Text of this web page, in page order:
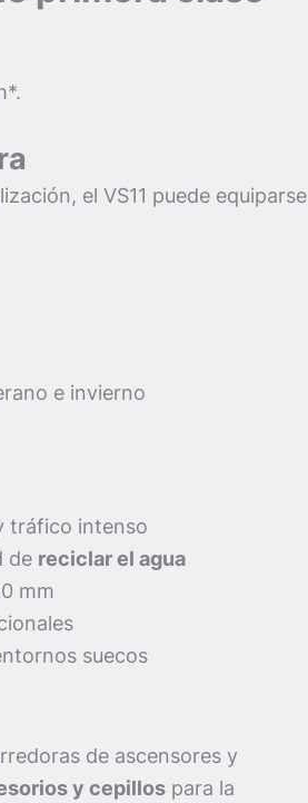
el VS11 puede equiparse
e invierno
tráfico intenso
de reciclar el agua
mm
suecos
de ascensores y
y cepillos para la